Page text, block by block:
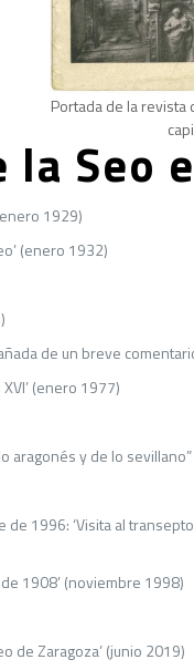
Portada de la
Seo
1929)
(enero 1932)
de un breve
(enero 1977)
aragonés y de lo
1996: ‘Visita al
1908’ (noviembre 1998)
de Zaragoza’ (junio 2019)